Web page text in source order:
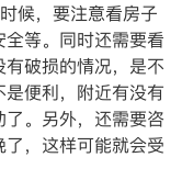
候，要注意看房子
等。同时还需要看
破损的情况，是不
便利，附近有没有
。另外，还需要咨
，这样可能就会受